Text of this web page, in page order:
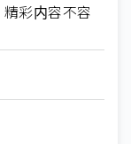
彩内容不容